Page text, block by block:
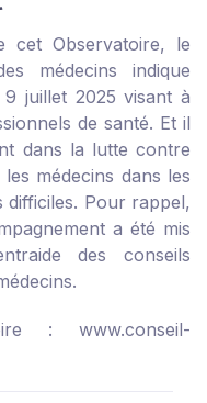
cet Observatoire, le
médecins indique
juillet 2025 visant à
de santé. Et il
dans la lutte contre
médecins dans les
difficiles. Pour rappel,
a été mis
des conseils
: www.conseil-